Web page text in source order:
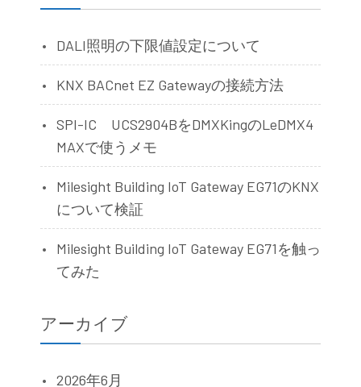
DALI照明の下限値設定について
KNX BACnet EZ Gatewayの接続方法
SPI-IC UCS2904BをDMXKingのLeDMX4
MAXで使うメモ
Milesight Building IoT Gateway EG71のKNX
について検証
Milesight Building IoT Gateway EG71を触っ
てみた
アーカイブ
2026年6月